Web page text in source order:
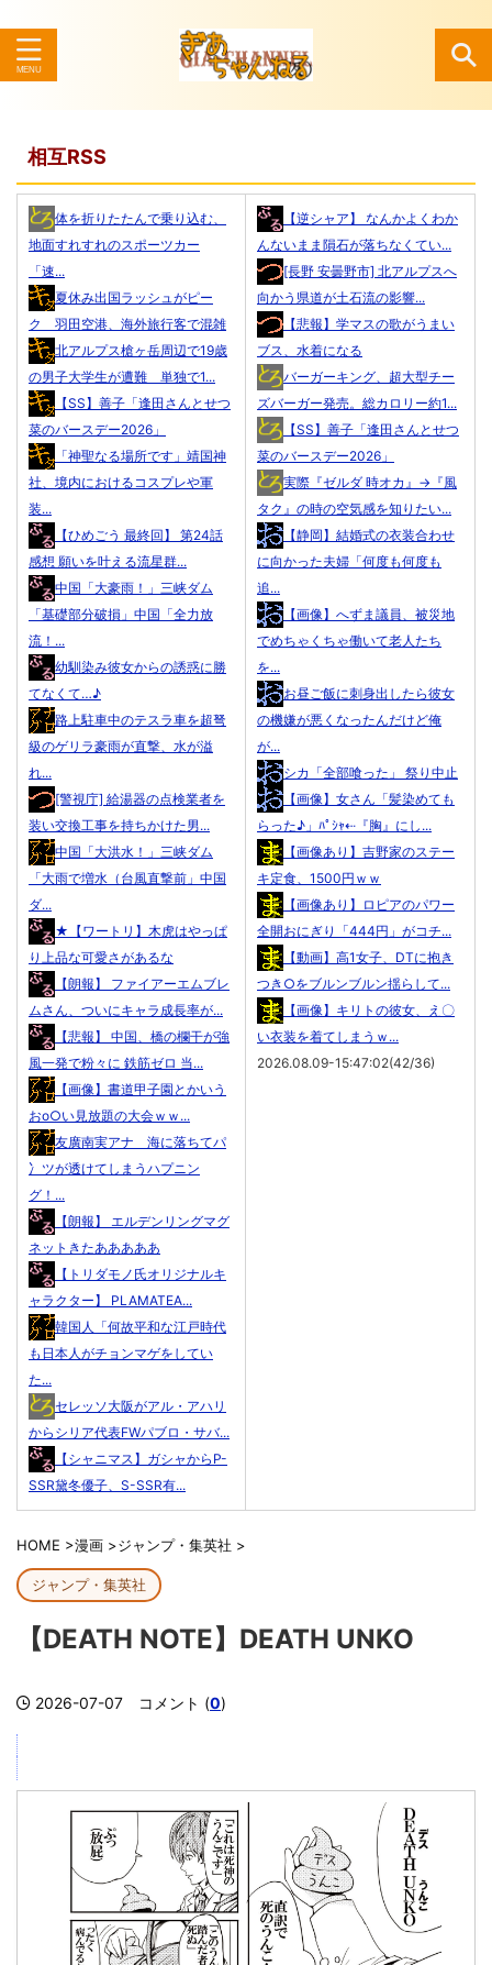
検索
相互RSS
体を折りたたんで乗り込む、
地面すれすれのスポーツカー
「速...
夏休み出国ラッシュがピー
ク 羽田空港、海外旅行客で混雑
北アルプス槍ヶ岳周辺で19歳
の男子大学生が遭難 単独で1...
【SS】善子「逢田さんとせつ
菜のバースデー2026」
「神聖なる場所です」靖国神
社、境内におけるコスプレや軍
装...
【ひめごう 最終回】 第24話
感想 願いを叶える流星群...
中国「大豪雨！」三峡ダム
「基礎部分破損」中国「全力放
流！...
幼馴染み彼女からの誘惑に勝
てなくて…♪
路上駐車中のテスラ車を超弩
級のゲリラ豪雨が直撃、水が溢
れ...
[警視庁] 給湯器の点検業者を
装い交換工事を持ちかけた男...
中国「大洪水！」三峡ダム
「大雨で増水（台風直撃前」中国
ダ...
★【ワートリ】木虎はやっぱ
り上品な可愛さがあるな
【朗報】 ファイアーエムブレ
ムさん、ついにキャラ成長率が...
【悲報】 中国、橋の欄干が強
風一発で粉々に 鉄筋ゼロ 当...
【画像】書道甲子園とかいう
おo○い見放題の大会ｗｗ...
友廣南実アナ 海に落ちてパ
冫ツが透けてしまうハプニン
グ！...
【朗報】 エルデンリングマグ
ネットきたあああああ
【トリダモノ氏オリジナルキ
ャラクター】 PLAMATEA...
韓国人「何故平和な江戸時代
も日本人がチョンマゲをしてい
た...
セレッソ大阪がアル・アハリ
からシリア代表FWパブロ・サバ...
【シャニマス】ガシャからP-
SSR黛冬優子、S-SSR有...
【逆シャア】 なんかよくわか
んないまま隕石が落ちなくてい...
[長野 安曇野市] 北アルプスへ
向かう県道が土石流の影響...
【悲報】学マスの歌がうまい
ブス、水着になる
バーガーキング、超大型チー
ズバーガー発売。総カロリー約1...
【SS】善子「逢田さんとせつ
菜のバースデー2026」
実際『ゼルダ 時オカ』→『風
タク』の時の空気感を知りたい...
【静岡】結婚式の衣装合わせ
に向かった夫婦「何度も何度も
追...
【画像】へずま議員、被災地
でめちゃくちゃ働いて老人たち
を...
お昼ご飯に刺身出したら彼女
の機嫌が悪くなったんだけど俺
が...
シカ「全部喰った」 祭り中止
【画像】女さん「髪染めても
らった♪」ﾊﾟｼｬ⇠『胸』にし...
【画像あり】吉野家のステー
キ定食、1500円ｗｗ
【画像あり】ロピアのパワー
全開おにぎり「444円」がコチ...
【動画】高1女子、DTに抱き
つき○をブルンブルン揺らして...
【画像】キリトの彼女、え〇
い衣装を着てしまうｗ...
2026.08.09-15:47:02(42/36)
HOME >漫画 >ジャンプ・集英社 >
ジャンプ・集英社
【DEATH NOTE】DEATH UNKO
2026-07-07 コメント (0)